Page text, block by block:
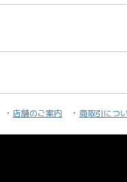
店舗のご案内 商取引につ